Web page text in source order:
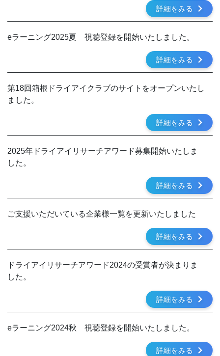
詳細をみる
eラーニング2025夏 視聴登録を開始いたしました。
詳細をみる
第18回箱根ドライアイクラブのサイトをオープンいたし
ました。
詳細をみる
2025年ドライアイリサーチアワード募集開始いたしま
した。
詳細をみる
ご支援いただいている企業様一覧を更新いたしました
詳細をみる
ドライアイリサーチアワード2024の受賞者が決まりま
した。
詳細をみる
eラーニング2024秋 視聴登録を開始いたしました。
詳細をみる